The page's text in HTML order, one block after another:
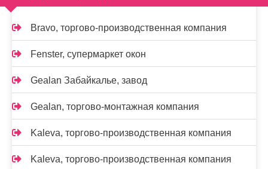
Bravo, торгово-производственная компания
Fenster, супермаркет окон
Gealan Забайкалье, завод
Gealan, торгово-монтажная компания
Kaleva, торгово-производственная компания
Kaleva, торгово-производственная компания